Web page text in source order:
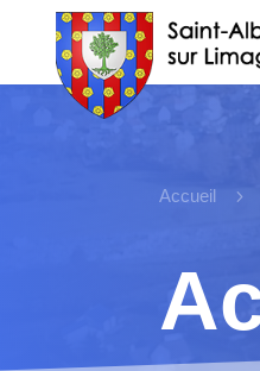
Accueil 5